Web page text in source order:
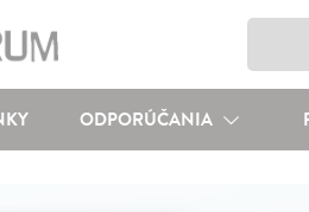
ODPORÚČANIA